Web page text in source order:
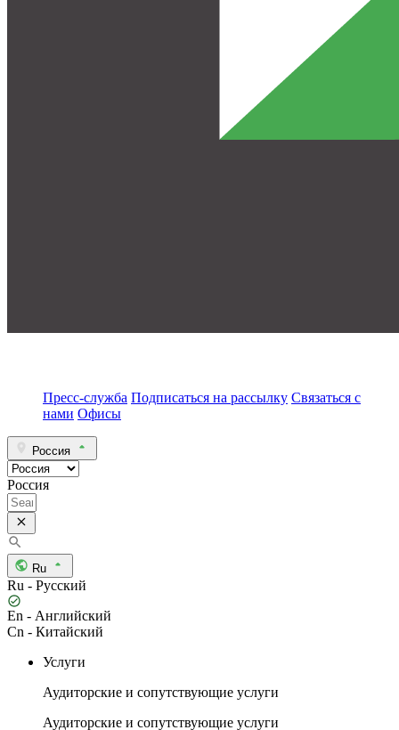
Пресс-служба Подписаться на рассылку Связаться с
нами Офисы
Россия
Россия
Ru
Ru - Русский
En - Английский
Cn - Китайский
Услуги
Аудиторские и сопутствующие услуги
Аудиторские и сопутствующие услуги